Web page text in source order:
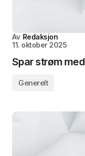
Av Redaksjon
11. oktober 2025
Spar strøm
Generelt